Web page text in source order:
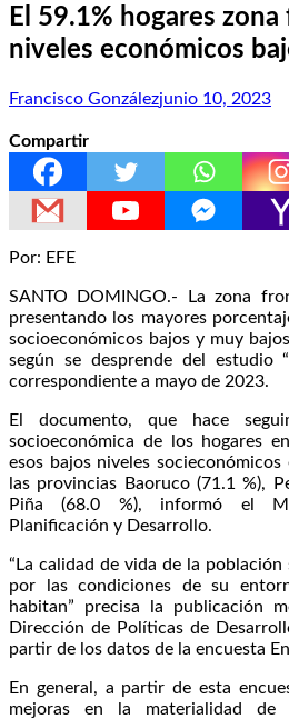
El 59.1% hogares
niveles económicos
Francisco Gonzálezjunio 10, 2023
Compartir
Por: EFE
SANTO DOMINGO.- La zona
presentando los mayores
socioeconómicos bajos y muy
según se desprende del estudio
correspondiente a mayo de 2023.
El documento, que hace
socioeconómica de los hogares
esos bajos niveles
las provincias Baoruco (71.1 %),
Piña (68.0 %), informó el
Planificación y Desarrollo.
“La calidad de vida de la
por las condiciones de su
habitan” precisa la publicación
Dirección de Políticas de
partir de los datos de la encuesta
En general, a partir de esta
mejoras en la materialidad de